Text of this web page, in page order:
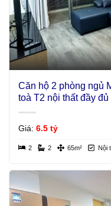
Căn hộ 2 phòng ngủ
toà T2 nội thất đầy đủ
Giá: 6.5 tỷ
2 2 65m² Nội